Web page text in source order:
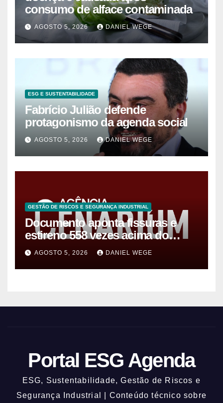
consumo de alface contaminada
AGOSTO 5, 2026 DANIEL WEGE
ESG E SUSTENTABILIDADE
Fabrício Julião defende
protagonismo da agenda social
AGOSTO 5, 2026 DANIEL WEGE
GESTÃO DE RISCOS E SEGURANÇA INDUSTRIAL
Documento aponta fissuras e
estireno 558 vezes acima do
limite após vazamento em
Manaus
AGOSTO 5, 2026 DANIEL WEGE
Portal ESG Agenda
ESG, Sustentabilidade, Gestão de Riscos e
Segurança Industrial | Conteúdo técnico sobre